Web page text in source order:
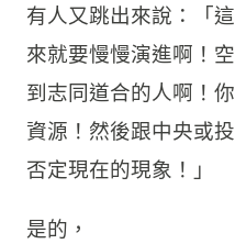
有人又跳出來說：「
來就要慢慢演進啊！
到志同道合的人啊！
資源！然後跟中央或
否定現在的現象！」
是的，